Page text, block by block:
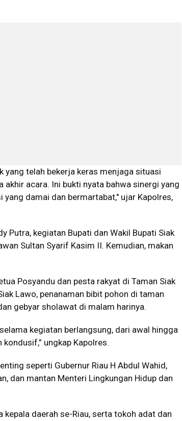
yang telah bekerja keras menjaga situasi
acara. Ini bukti nyata bahwa sinergi yang
damai dan bermartabat," ujar Kapolres,
Putra, kegiatan Bupati dan Wakil Bupati Siak
Sultan Syarif Kasim II. Kemudian, makan
Posyandu dan pesta rakyat di Taman Siak
Lawo, penanaman bibit pohon di taman
gebyar sholawat di malam harinya.
kegiatan berlangsung, dari awal hingga
ungkap Kapolres.
seperti Gubernur Riau H Abdul Wahid,
dan mantan Menteri Lingkungan Hidup dan
kepala daerah se-Riau, serta tokoh adat dan